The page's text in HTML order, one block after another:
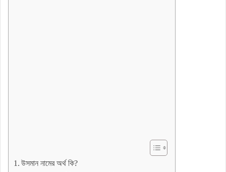
উসমান নামের অর্থ কি?